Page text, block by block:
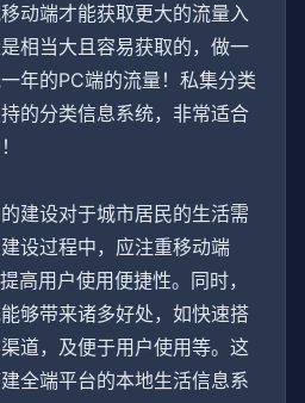
动端才能获取更大的流量入
相当大且容易获取的，做一
年的PC端的流量！私集分类
的分类信息系统，非常适合
建设对于城市居民的生活需
设过程中，应注重移动端
高用户使用便捷性。同时，
够带来诸多好处，如快速搭
道，及便于用户使用等。这
全端平台的本地生活信息系